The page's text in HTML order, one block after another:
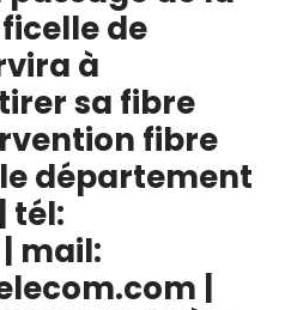
de
à
sa fibre
fibre
département
tél:
| mail: